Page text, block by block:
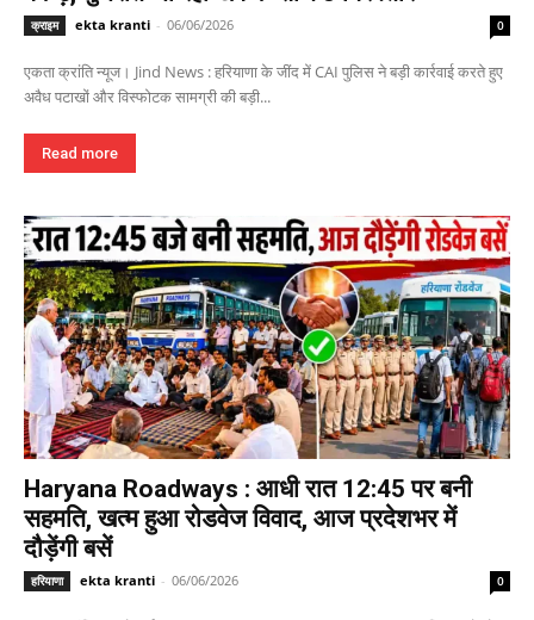
क्राइम ekta kranti - 06/06/2026 0
एकता क्रांति न्यूज। Jind News : हरियाणा के जींद में CAI पुलिस ने बड़ी कार्रवाई करते हुए
अवैध पटाखों और विस्फोटक सामग्री की बड़ी...
Read more
Haryana Roadways : आधी रात 12:45 पर बनी
सहमति, खत्म हुआ रोडवेज विवाद, आज प्रदेशभर में
दौड़ेंगी बसें
हरियाणा ekta kranti - 06/06/2026 0